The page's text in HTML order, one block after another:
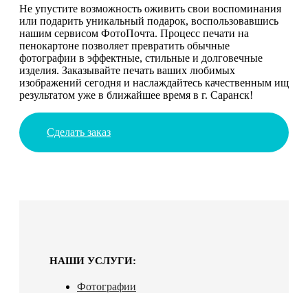
Не упустите возможность оживить свои воспоминания
или подарить уникальный подарок, воспользовавшись
нашим сервисом ФотоПочта. Процесс печати на
пенокартоне позволяет превратить обычные
фотографии в эффектные, стильные и долговечные
изделия. Заказывайте печать ваших любимых
изображений сегодня и наслаждайтесь качественным ищ
результатом уже в ближайшее время в г. Саранск!
Сделать заказ
НАШИ УСЛУГИ:
Фотографии